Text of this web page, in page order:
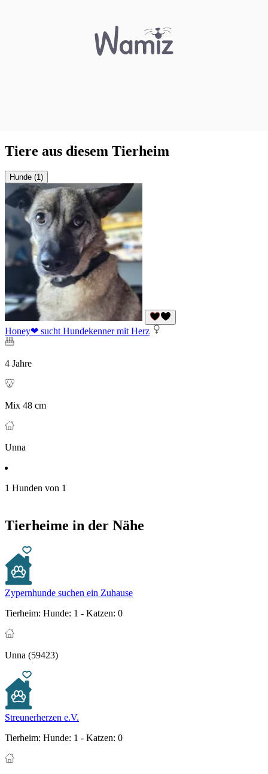
Tiere aus diesem Tierheim
Hunde (1)
Honey❤ sucht Hundekenner mit Herz
4 Jahre
Mix 48 cm
Unna
1 Hunden von 1
Tierheime in der Nähe
Zypernhunde suchen ein Zuhause
Tierheim: Hunde: 1 - Katzen: 0
Unna (59423)
Streunerherzen e.V.
Tierheim: Hunde: 1 - Katzen: 0